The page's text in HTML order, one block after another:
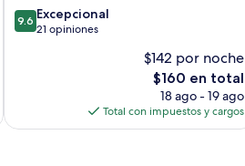
9.6
de
9.6 Excepcional
21 opiniones
$142 por noche
El
precio
actual
es
$160 en total
18 ago - 19 ago
Total con impuestos y cargos